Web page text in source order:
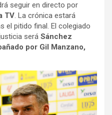
seguir en directo por
TV. La crónica estará
el pitido final. El colegiado
será Sánchez
por Gil Manzano,